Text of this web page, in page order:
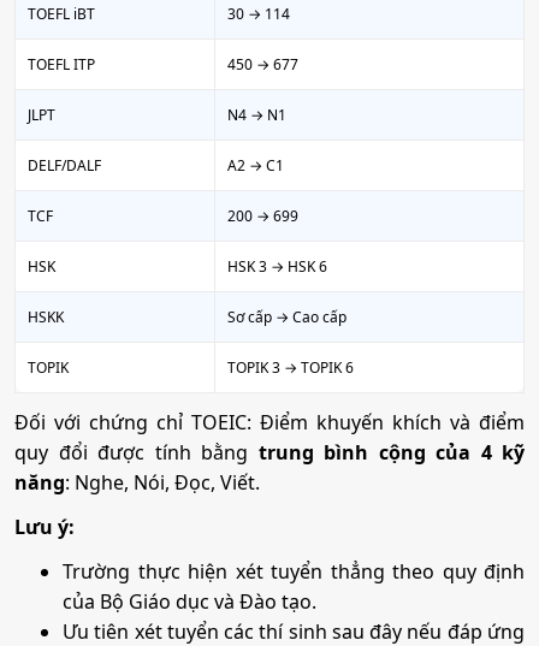
TOEFL iBT 30 → 114
TOEFL ITP 450 → 677
JLPT N4 → N1
DELF/DALF A2 → C1
TCF 200 → 699
HSK HSK 3 → HSK 6
HSKK Sơ cấp → Cao cấp
TOPIK TOPIK 3 → TOPIK 6
Đối với chứng chỉ TOEIC: Điểm khuyến khích và điểm
quy đổi được tính bằng trung bình cộng của 4 kỹ
năng: Nghe, Nói, Đọc, Viết.
Lưu ý:
Trường thực hiện xét tuyển thẳng theo quy định
của Bộ Giáo dục và Đào tạo.
Ưu tiên xét tuyển các thí sinh sau đây nếu đáp ứng